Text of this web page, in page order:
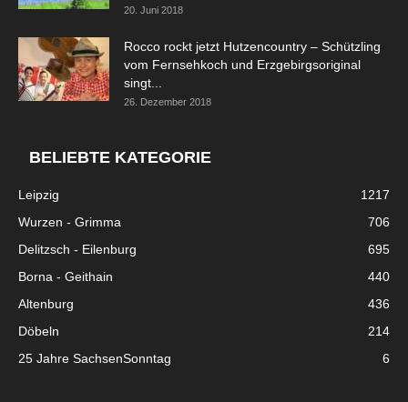
20. Juni 2018
Rocco rockt jetzt Hutzencountry – Schützling
vom Fernsehkoch und Erzgebirgsoriginal
singt...
26. Dezember 2018
BELIEBTE KATEGORIE
Leipzig
1217
Wurzen - Grimma
706
Delitzsch - Eilenburg
695
Borna - Geithain
440
Altenburg
436
Döbeln
214
25 Jahre SachsenSonntag
6